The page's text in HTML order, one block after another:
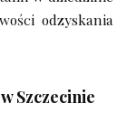
odzyskania
Szczecinie